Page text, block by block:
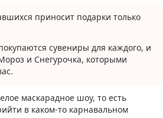
приносит подарки только
сувениры для каждого, и
и Снегурочка, которыми
маскарадное шоу, то есть
в каком-то карнавальном